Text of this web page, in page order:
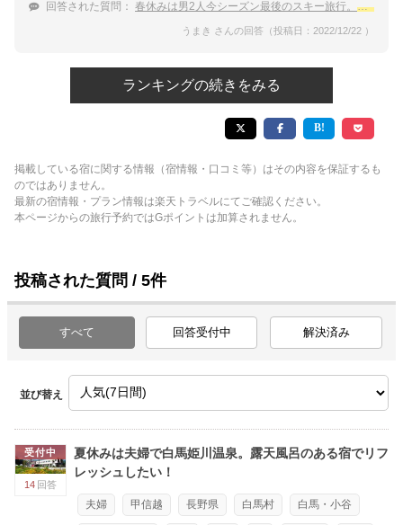
回答された質問： 春休みは男2人今シーズン最後のスキー旅行。 白馬姫川
うまき さんの回答（投稿日：2022/12/22 ）
ランキングの続きをみる
掲載している宿に関する情報（宿情報・口コミ等）はその内容を保証するも
のではありません。
最新の宿情報・プラン情報は楽天トラベルにてご確認ください。
本ページからの旅行予約ではGポイントは加算されません。
投稿された質問 / 5件
すべて 回答受付中 解決済み
並び替え
受付中
14 回答
夏休みは夫婦で白馬姫川温泉。露天風呂のある宿でリフ
レッシュしたい！
夫婦 甲信越 長野県 白馬村 白馬・小谷